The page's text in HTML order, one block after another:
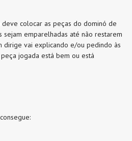
deve colocar as peças do dominó de
sejam emparelhadas até não restarem
dirige vai explicando e/ou pedindo às
jogada está bem ou está